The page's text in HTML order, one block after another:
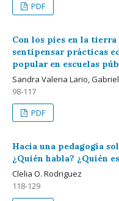
PDF
Con los pies en la
sentipensar prácticas
popular en escuelas
Sandra Valeria Lario,
98-117
PDF
Hacia una pedagogía
¿Quién habla? ¿Quién
Clelia O. Rodriguez
118-129